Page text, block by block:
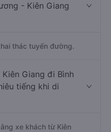
- Kiên Giang
thác tuyến đường.
Giang đi Bình
tiếng khi di
xe khách từ Kiên